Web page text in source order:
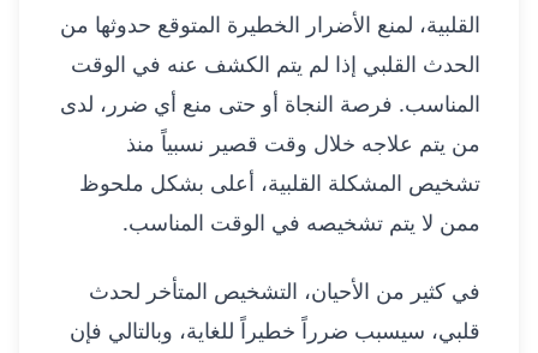
القلبية، لمنع الأضرار الخطيرة المتوقع حدوثها من
الحدث القلبي إذا لم يتم الكشف عنه في الوقت
المناسب. فرصة النجاة أو حتى منع أي ضرر، لدى
من يتم علاجه خلال وقت قصير نسبياً منذ
تشخيص المشكلة القلبية، أعلى بشكل ملحوظ
ممن لا يتم تشخيصه في الوقت المناسب.
في كثير من الأحيان، التشخيص المتأخر لحدث
قلبي، سيسبب ضرراً خطيراً للغاية، وبالتالي فإن